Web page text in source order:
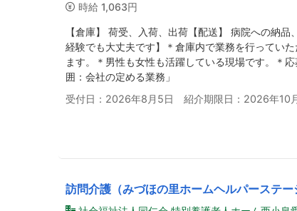
時給 1,063円
【倉庫】 荷受、入荷、出荷【配送】 病院への納
経験でも大丈夫です】＊倉庫内で業務を行ってい
ます。＊男性も女性も活躍している現場です。＊
囲：会社の定める業務」
受付日：2026年8月5日 紹介期限日：2026年10
訪問介護（みづほの里ホームヘルパーステー